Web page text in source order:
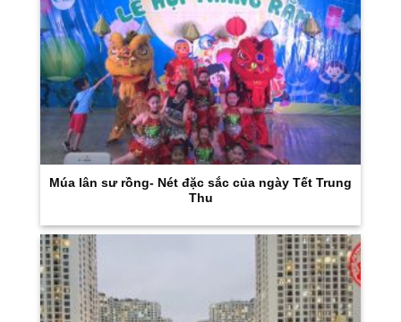
Múa lân sư rồng- Nét đặc sắc của ngày Tết Trung
Thu